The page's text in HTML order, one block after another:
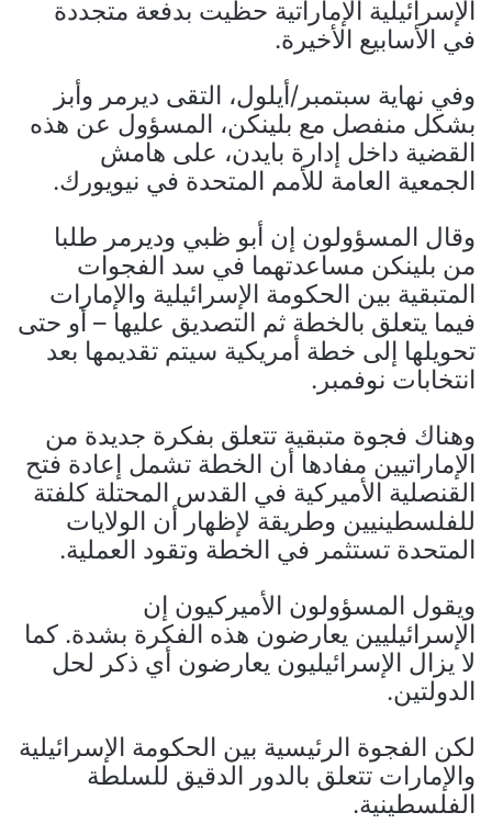
الإسرائيلية الإماراتية حظيت بدفعة متجددة
في الأسابيع الأخيرة.
وفي نهاية سبتمبر/أيلول، التقى ديرمر وأبز
بشكل منفصل مع بلينكن، المسؤول عن هذه
القضية داخل إدارة بايدن، على هامش
الجمعية العامة للأمم المتحدة في نيويورك.
وقال المسؤولون إن أبو ظبي وديرمر طلبا
من بلينكن مساعدتهما في سد الفجوات
المتبقية بين الحكومة الإسرائيلية والإمارات
فيما يتعلق بالخطة ثم التصديق عليها – أو حتى
تحويلها إلى خطة أمريكية سيتم تقديمها بعد
انتخابات نوفمبر.
وهناك فجوة متبقية تتعلق بفكرة جديدة من
الإماراتيين مفادها أن الخطة تشمل إعادة فتح
القنصلية الأميركية في القدس المحتلة كلفتة
للفلسطينيين وطريقة لإظهار أن الولايات
المتحدة تستثمر في الخطة وتقود العملية.
ويقول المسؤولون الأميركيون إن
الإسرائيليين يعارضون هذه الفكرة بشدة. كما
لا يزال الإسرائيليون يعارضون أي ذكر لحل
الدولتين.
لكن الفجوة الرئيسية بين الحكومة الإسرائيلية
والإمارات تتعلق بالدور الدقيق للسلطة
الفلسطينية.